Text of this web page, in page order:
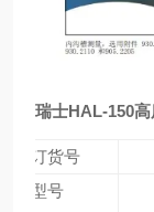
瑞士HAL-150
订货号
型号